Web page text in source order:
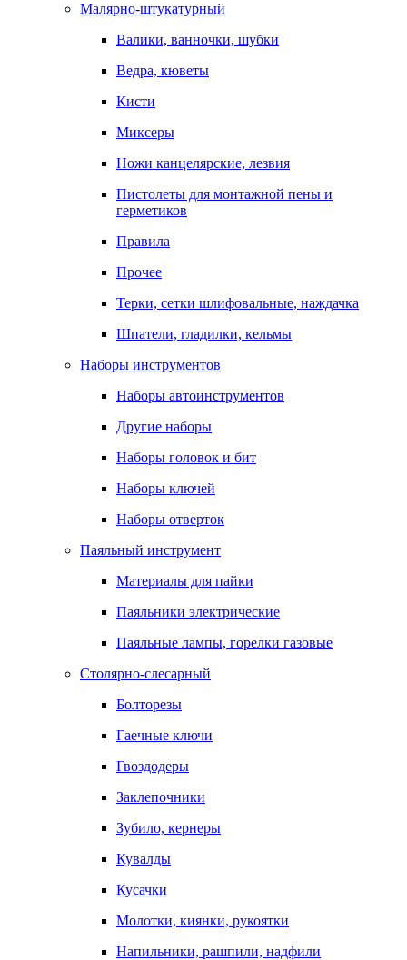
Малярно-штукатурный
Валики, ванночки, шубки
Ведра, кюветы
Кисти
Миксеры
Ножи канцелярские, лезвия
Пистолеты для монтажной пены и
герметиков
Правила
Прочее
Терки, сетки шлифовальные, наждачка
Шпатели, гладилки, кельмы
Наборы инструментов
Наборы автоинструментов
Другие наборы
Наборы головок и бит
Наборы ключей
Наборы отверток
Паяльный инструмент
Материалы для пайки
Паяльники электрические
Паяльные лампы, горелки газовые
Столярно-слесарный
Болторезы
Гаечные ключи
Гвоздодеры
Заклепочники
Зубило, кернеры
Кувалды
Кусачки
Молотки, киянки, рукоятки
Напильники, рашпили, надфили